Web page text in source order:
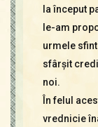
la început
le-am
urmele
sfârşit
noi.
În felul
vrednicie